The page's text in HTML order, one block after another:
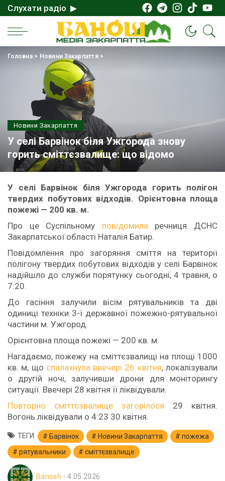
Слухати радіо ▶
Головна> Новини Закарпаття>
Новини Закарпаття
У селі Барвінок біля Ужгорода знову
горить сміттєзвалище: що відомо
У селі Барвінок біля Ужгорода горить полігон
твердих побутових відходів. Орієнтовна площа
пожежі — 200 кв. м.
Про це Суспільному повідомила речниця ДСНС
Закарпатської області Наталія Батир.
Повідомлення про загоряння сміття на території
полігону твердих побутових відходів у селі Барвінок
надійшло до служби порятунку сьогодні, 4 травня, о
7:20.
До гасіння залучили вісім рятувальників та дві
одиниці техніки 3-ї державної пожежно-рятувальної
частини м. Ужгород.
Орієнтовна площа пожежі — 200 кв. м.
Нагадаємо, пожежу на сміттєзвалищі на площі 1000
кв. м, що спалахнула ввечері 26 квітня, локалізували
о другій ночі, залучивши дрони для моніторингу
ситуації. Ввечері 28 квітня її ліквідували.
Повторно сміттєзвалище загорілося 29 квітня.
Вогонь ліквідували о 4:23 30 квітня.
ТЕГИ Барвінок Новини Закарпаття
пожежа
рятувальники
сміттєзвалище
Banosh 4.05.2026